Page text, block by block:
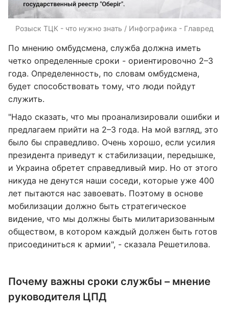
Розыск ТЦК - что нужно знать / Инфографика - Главред
По мнению омбудсмена, служба должна иметь
четко определенные сроки - ориентировочно 2–3
года. Определенность, по словам омбудсмена,
будет способствовать тому, что люди пойдут
служить.
"Надо сказать, что мы проанализировали ошибки и
предлагаем прийти на 2–3 года. На мой взгляд, это
было бы справедливо. Очень хорошо, если усилия
президента приведут к стабилизации, передышке,
и Украина обретет справедливый мир. Но от этого
никуда не денутся наши соседи, которые уже 400
лет пытаются нас завоевать. Поэтому в основе
мобилизации должно быть стратегическое
видение, что мы должны быть милитаризованным
обществом, в котором каждый должен быть готов
присоединиться к армии", - сказала Решетилова.
Почему важны сроки службы – мнение
руководителя ЦПД